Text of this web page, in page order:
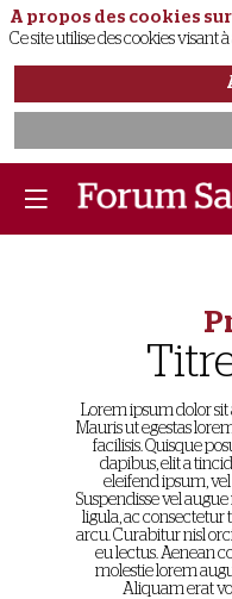
Lorem ipsum dolor
Mauris ut egestas
facilisis. Quisque
dapibus, elit a
eleifend ipsum,
Suspendisse vel
ligula, ac consectetur
arcu. Curabitur nisl
eu lectus. Aenean
molestie lorem
Aliquam erat
A propos des cookies
Ce site utilise des cookies visant